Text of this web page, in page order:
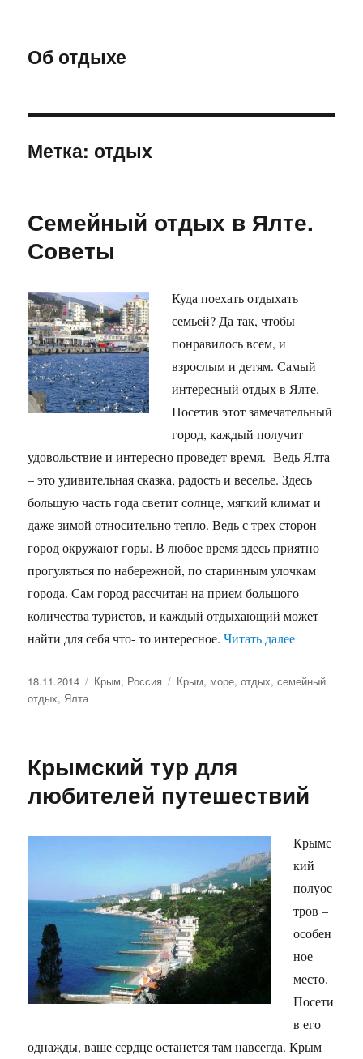
Об отдыхе
Метка: отдых
Семейный отдых в Ялте.
Советы
Куда поехать отдыхать
семьей? Да так, чтобы
понравилось всем, и
взрослым и детям. Самый
интересный отдых в Ялте.
Посетив этот замечательный
город, каждый получит
удовольствие и интересно проведет время. Ведь Ялта
– это удивительная сказка, радость и веселье. Здесь
большую часть года светит солнце, мягкий климат и
даже зимой относительно тепло. Ведь с трех сторон
город окружают горы. В любое время здесь приятно
прогуляться по набережной, по старинным улочкам
города. Сам город рассчитан на прием большого
количества туристов, и каждый отдыхающий может
найти для себя что- то интересное.Читать далее«Семейный
Опубликовано
18.11.2014 Рубрики
Крым, Россия Метки
Крым, море,отдых,семейный
отдых, Ялта
Крымский тур для
любителей путешествий
Крымс
кий
полуос
тров –
особен
ное
место.
Посети
в его
однажды, ваше сердце останется там навсегда. Крым